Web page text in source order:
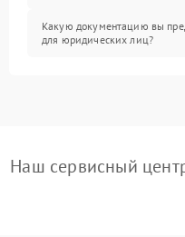
Какую документацию вы
для юридических лиц?
Наш сервисный